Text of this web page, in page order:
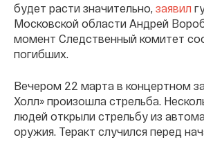
будет расти значительно, заявил
Московской области Андрей
момент Следственный комитет
погибших.
Вечером 22 марта в концертном
Холл» произошла стрельба.
людей открыли стрельбу из
оружия. Теракт случился перед